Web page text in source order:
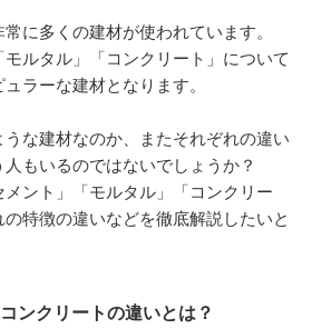
に多くの建材が使われています。
ルタル」「コンクリート」について
ラーな建材となります。
な建材なのか、またそれぞれの違い
もいるのではないでしょうか？
ント」「モルタル」「コンクリー
の特徴の違いなどを徹底解説したいと
ンクリートの違いとは？